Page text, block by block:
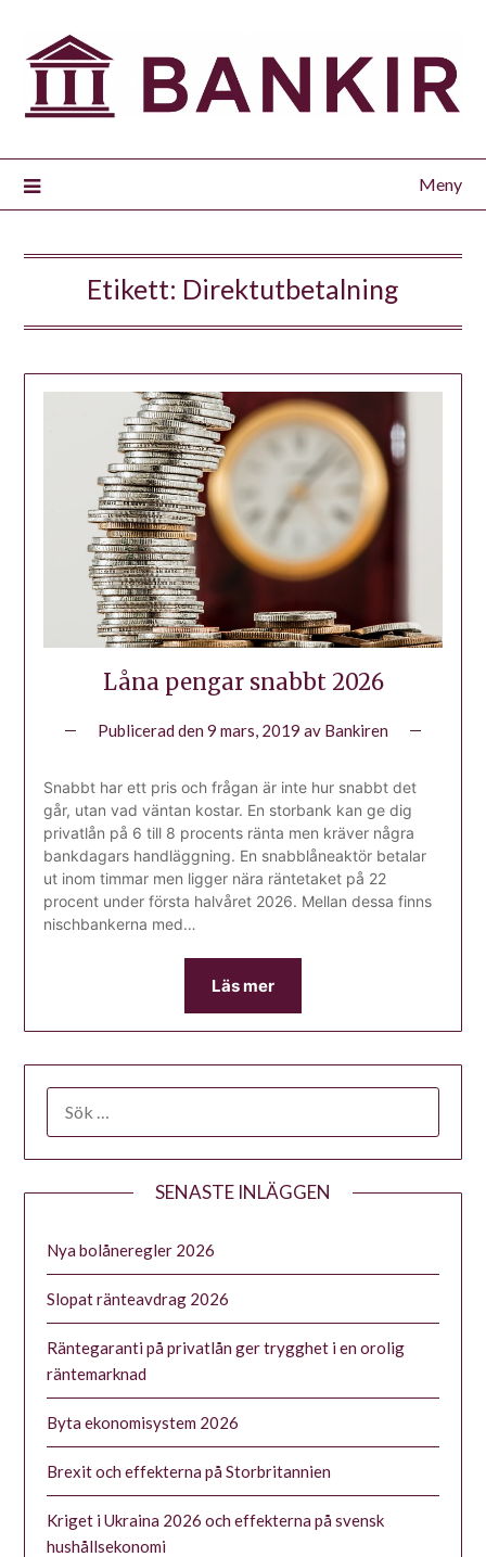
Meny
Etikett: Direktutbetalning
Låna pengar snabbt 2026
Publicerad den 9 mars, 2019 av Bankiren
Snabbt har ett pris och frågan är inte hur snabbt det
går, utan vad väntan kostar. En storbank kan ge dig
privatlån på 6 till 8 procents ränta men kräver några
bankdagars handläggning. En snabblåneaktör betalar
ut inom timmar men ligger nära räntetaket på 22
procent under första halvåret 2026. Mellan dessa finns
nischbankerna med…
Läs mer
SENASTE INLÄGGEN
Nya bolåneregler 2026
Slopat ränteavdrag 2026
Räntegaranti på privatlån ger trygghet i en orolig
räntemarknad
Byta ekonomisystem 2026
Brexit och effekterna på Storbritannien
Kriget i Ukraina 2026 och effekterna på svensk
hushållsekonomi